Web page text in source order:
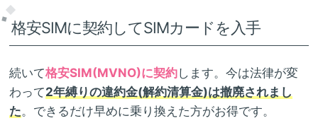
格安SIMに契約してSIMカードを入手
続いて格安SIM(MVNO)に契約します。今は法律が変
わって2年縛りの違約金(解約清算金)は撤廃されまし
た。できるだけ早めに乗り換えた方がお得です。